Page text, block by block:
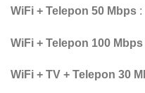
WiFi + Telepon 50 Mbps :
WiFi + Telepon 100 Mbps
WiFi + TV + Telepon 30